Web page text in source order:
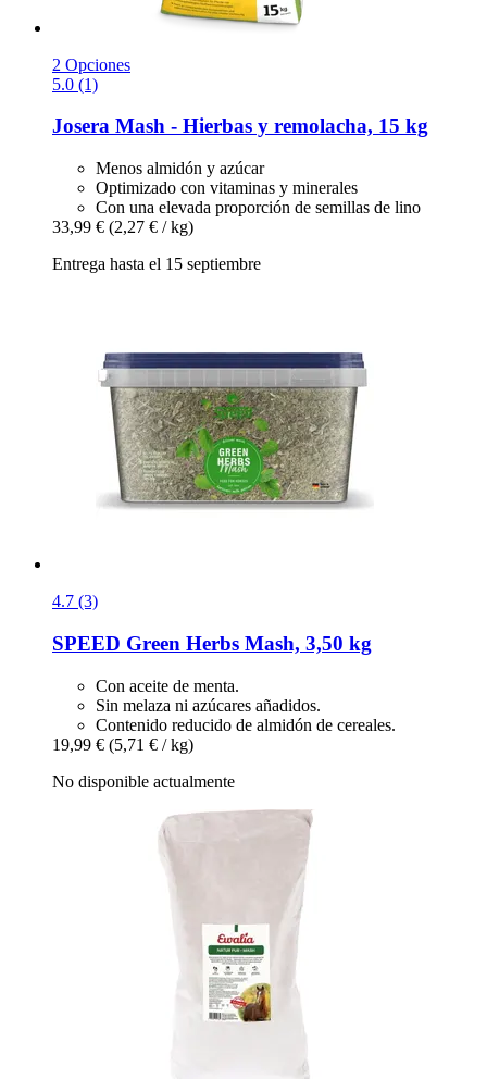
2 Opciones
5.0 (1)
Josera Mash -​ Hierbas y remolacha, 15 kg
Menos almidón y azúcar
Optimizado con vitaminas y minerales
Con una elevada proporción de semillas de lino
33,99 € (2,27 € / kg)
Entrega hasta el 15 septiembre
4.7 (3)
SPEED Green Herbs Mash, 3,50 kg
Con aceite de menta.
Sin melaza ni azúcares añadidos.
Contenido reducido de almidón de cereales.
19,99 € (5,71 € / kg)
No disponible actualmente